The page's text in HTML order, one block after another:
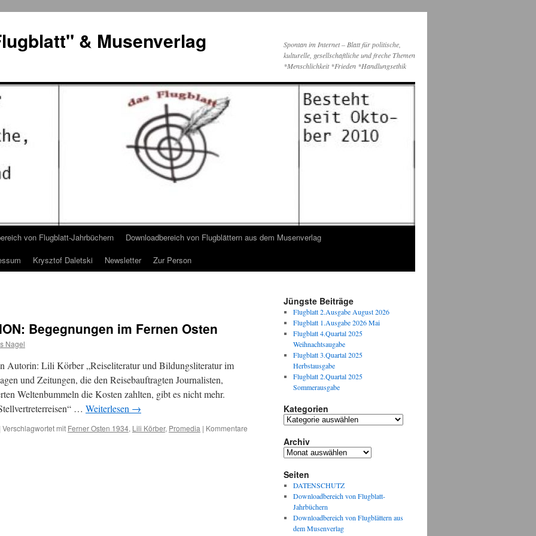
& Musenverlag
Spontan im Internet – Blatt für politische,
kulturelle, gesellschaftliche und freche Themen
*Menschlichkeit *Frieden *Handlungsethik
von Flugblatt-Jahrbüchern
Downloadbereich von Flugblättern aus dem Musenverlag
Krysztof Daletski Newsletter Zur Person
Begegnungen im Fernen Osten
Nagel
Autorin: Lili Körber „Reiseliteratur und Bildungsliteratur im
und Zeitungen, die den Reisebauftragten Journalisten,
Weltenbummeln die Kosten zahlten, gibt es nicht mehr.
… Weiterlesen →
Verschlagwortet mit Ferner Osten 1934, Lili Körber, Promedia | Kommentare
Jüngste Beiträge
Flugblatt 2.Ausgabe August 2026
Flugblatt 1.Ausgabe 2026 Mai
Flugblatt 4.Quartal 2025
Weihnachtsaugabe
Flugblatt 3.Quartal 2025
Herbstausgabe
Flugblatt 2.Quartal 2025
Sommerausgabe
Kategorien
Kategorien
Archiv
Archiv
Seiten
DATENSCHUTZ
Downloadbereich von Flugblatt-
Jahrbüchern
Downloadbereich von Flugblättern aus
dem Musenverlag